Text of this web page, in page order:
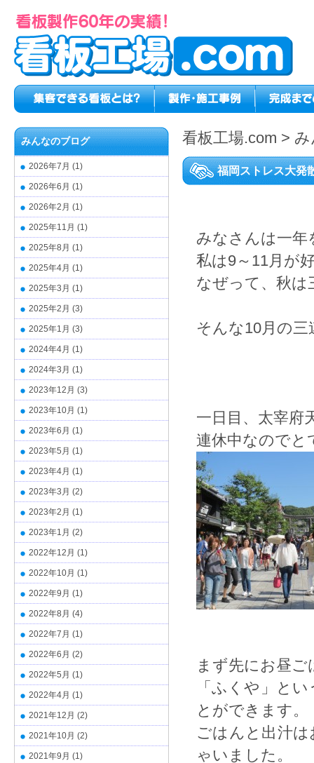
看板工場.com >
福岡ストレス大
みなさんは一年
私は9～11月が
なぜって、秋は
そんな10月の
一日目、太宰府
連休中なのでと
まず先にお昼ご
「ふくや」と
とができます。
ごはんと出汁
ゃいました。
みんなのブログ
2026年7月 (1)
2026年6月 (1)
2026年2月 (1)
2025年11月 (1)
2025年8月 (1)
2025年4月 (1)
2025年3月 (1)
2025年2月 (3)
2025年1月 (3)
2024年4月 (1)
2024年3月 (1)
2023年12月 (3)
2023年10月 (1)
2023年6月 (1)
2023年5月 (1)
2023年4月 (1)
2023年3月 (2)
2023年2月 (1)
2023年1月 (2)
2022年12月 (1)
2022年10月 (1)
2022年9月 (1)
2022年8月 (4)
2022年7月 (1)
2022年6月 (2)
2022年5月 (1)
2022年4月 (1)
2021年12月 (2)
2021年10月 (2)
2021年9月 (1)